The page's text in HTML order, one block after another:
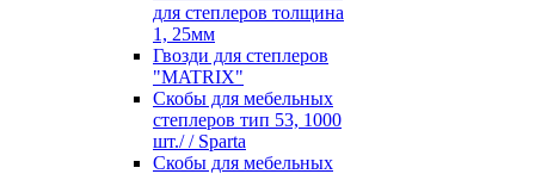
для степлеров толщина
1, 25мм
Гвозди для степлеров
"MATRIX"
Скобы для мебельных
степлеров тип 53, 1000
шт./ / Sparta
Скобы для мебельных